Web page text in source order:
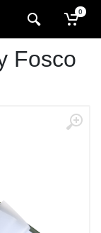
0
Fosco